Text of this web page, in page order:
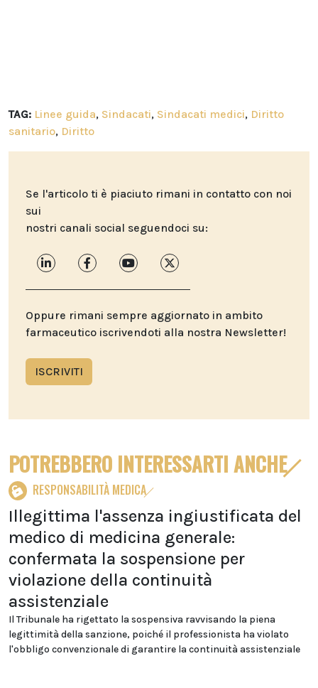
TAG: Linee guida, Sindacati, Sindacati medici, Diritto
sanitario, Diritto
Se l'articolo ti è piaciuto rimani in contatto con noi
sui
nostri canali social seguendoci su:
Oppure rimani sempre aggiornato in ambito
farmaceutico iscrivendoti alla nostra Newsletter!
ISCRIVITI
POTREBBERO INTERESSARTI ANCHE
RESPONSABILITÀ MEDICA
Illegittima l'assenza ingiustificata del
medico di medicina generale:
confermata la sospensione per
violazione della continuità
assistenziale
Il Tribunale ha rigettato la sospensiva ravvisando la piena
legittimità della sanzione, poiché il professionista ha violato
l'obbligo convenzionale di garantire la continuità assistenziale